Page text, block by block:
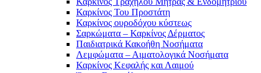
Καρκίνος Του Προστάτη
Καρκίνος ουροδόχου κύστεως
Σαρκώματα – Καρκίνος Δέρματος
Παιδιατρικά Κακοήθη Νοσήματα
Λεμφώματα – Αιματολογικά Νοσήματα
Καρκίνος Κεφαλής και Λαιμού